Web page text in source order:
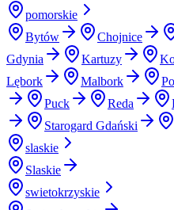
pomorskie
Bytów
Chojnice
Gdynia
Kartuzy
Lębork
Malbork
Puck
Reda
Starogard Gdański
slaskie
Slaskie
swietokrzyskie